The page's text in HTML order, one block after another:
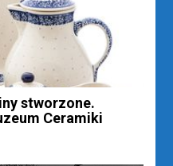
stworzone.
Ceramiki